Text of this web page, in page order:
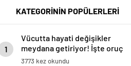
KATEGORİNİN POPÜLERLERİ
1
Vücutta hayati değişikler
meydana getiriyor! İşte oruç
tutmanın 8 faydası
3773 kez okundu